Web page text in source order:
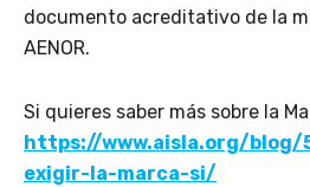
documento acreditativo de la
AENOR.
Si quieres saber más sobre la
https://www.aisla.org/blog/
exigir-la-marca-si/